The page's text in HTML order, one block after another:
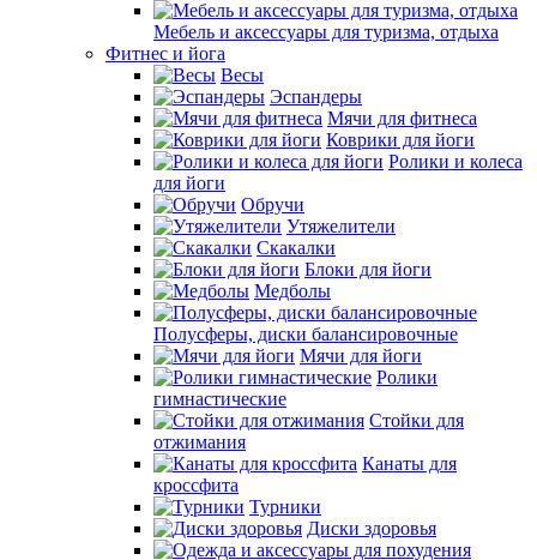
Мебель и аксессуары для туризма, отдыха
Фитнес и йога
Весы
Эспандеры
Мячи для фитнеса
Коврики для йоги
Ролики и колеса
для йоги
Обручи
Утяжелители
Скакалки
Блоки для йоги
Медболы
Полусферы, диски балансировочные
Мячи для йоги
Ролики
гимнастические
Стойки для
отжимания
Канаты для
кроссфита
Турники
Диски здоровья